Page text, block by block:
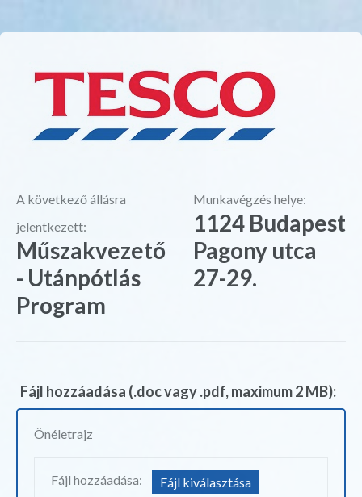
A következő állásra
jelentkezett:
Műszakvezető
- Utánpótlás
Program
Munkavégzés helye:
1124 Budapest
Pagony utca
27-29.
Fájl hozzáadása (.doc vagy .pdf, maximum 2 MB):
Önéletrajz
Fájl hozzáadása: Fájl kiválasztása